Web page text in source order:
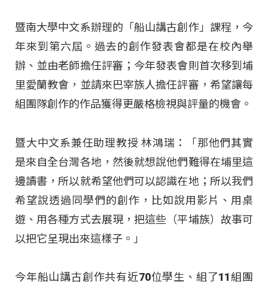
暨南大學中文系辦理的「船山講古創作」課程，今
年來到第六屆。過去的創作發表會都是在校內舉
辦、並由老師擔任評審；今年發表會則首次移到埔
里愛蘭教會，並請來巴宰族人擔任評審，希望讓每
組團隊創作的作品獲得更嚴格檢視與評量的機會。
暨大中文系兼任助理教授 林鴻瑞：「那他們其實
是來自全台灣各地，然後就想說他們難得在埔里這
邊讀書，所以就希望他們可以認識在地；所以我們
希望說透過同學們的創作，比如說用影片、用桌
遊、用各種方式去展現，把這些（平埔族）故事可
以把它呈現出來這樣子。」
今年船山講古創作共有近70位學生、組了11組團